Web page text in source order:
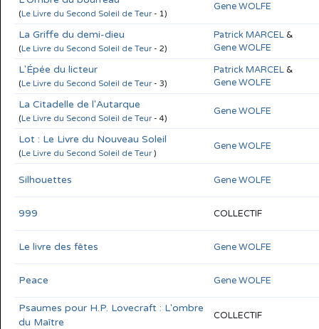
(Le Livre du Second Soleil de Teur- 1)
Gene WOLFE
La Griffe du demi-dieu
(Le Livre du Second Soleil de Teur- 2)
Patrick MARCEL&
Gene WOLFE
L'Épée du licteur
(Le Livre du Second Soleil de Teur- 3)
Patrick MARCEL&
Gene WOLFE
La Citadelle de l'Autarque
(Le Livre du Second Soleil de Teur- 4)
Gene WOLFE
Lot : Le Livre du Nouveau Soleil
(Le Livre du Second Soleil de Teur)
Gene WOLFE
Silhouettes Gene WOLFE
999 COLLECTIF
Le livre des fêtes Gene WOLFE
Peace Gene WOLFE
Psaumes pour H.P. Lovecraft : L'ombre
du Maître
COLLECTIF